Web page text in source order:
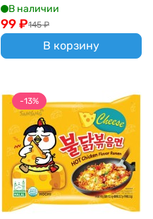
В наличии
145 ₽
99₽
В корзину
-13%